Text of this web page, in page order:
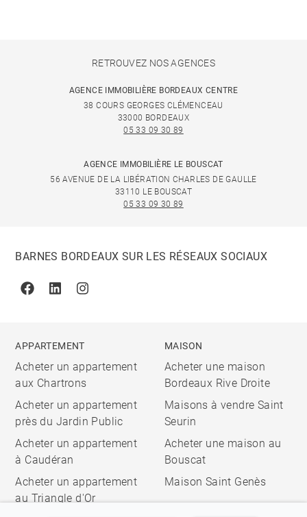
RETROUVEZ NOS AGENCES
AGENCE IMMOBILIÈRE BORDEAUX CENTRE
38 COURS GEORGES CLÉMENCEAU
33000 BORDEAUX
05 33 09 30 89
AGENCE IMMOBILIÈRE LE BOUSCAT
56 AVENUE DE LA LIBÉRATION CHARLES DE GAULLE
33110 LE BOUSCAT
05 33 09 30 89
BARNES BORDEAUX SUR LES RÉSEAUX SOCIAUX
FacebookLinkedinInstagram
APPARTEMENT
Acheter un appartement
aux Chartrons
Acheter un appartement
près du Jardin Public
Acheter un appartement
à Caudéran
Acheter un appartement
au Triangle d'Or
MAISON
Acheter une maison
Bordeaux Rive Droite
Maisons à vendre Saint
Seurin
Acheter une maison au
Bouscat
Maison Saint Genès